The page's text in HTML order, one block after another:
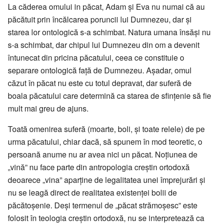
La căderea omului in păcat, Adam și Eva nu numai că au
păcătuit prin încălcarea poruncii lui Dumnezeu, dar și
starea lor ontologică s-a schimbat. Natura umana însăși nu
s-a schimbat, dar chipul lui Dumnezeu din om a devenit
întunecat din pricina păcatului, ceea ce constituie o
separare ontologică față de Dumnezeu. Așadar, omul
căzut în păcat nu este cu totul depravat, dar suferă de
boala păcatului care determină ca starea de sfințenie să fie
mult mai greu de ajuns.
Toată omenirea suferă (moarte, boli, și toate relele) de pe
urma păcatului, chiar dacă, să spunem în mod teoretic, o
persoană anume nu ar avea nici un păcat. Noțiunea de
„vină” nu face parte din antropologia creștin ortodoxă
deoarece „vina” aparține de legalitatea unei împrejurări și
nu se leagă direct de realitatea existenței bolii de
păcătoșenie. Deși termenul de „păcat strămoșesc” este
folosit în teologia creștin ortodoxă, nu se interpretează ca